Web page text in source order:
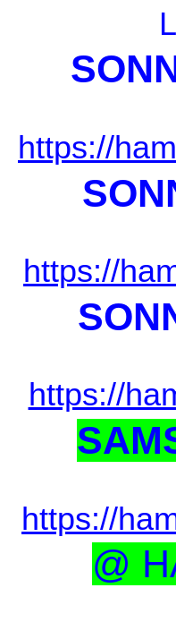
https://
https://
https://
https://
@